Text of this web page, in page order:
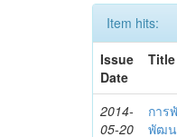
Item hits:
Issue
Date
Title
2014-
05-20
การ
พัฒน